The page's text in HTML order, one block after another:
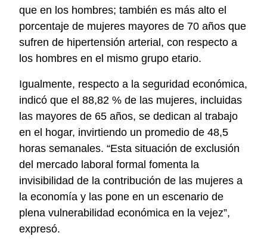
que en los hombres; también es más alto el
porcentaje de mujeres mayores de 70 años que
sufren de hipertensión arterial, con respecto a
los hombres en el mismo grupo etario.
Igualmente, respecto a la seguridad económica,
indicó que el 88,82 % de las mujeres, incluidas
las mayores de 65 años, se dedican al trabajo
en el hogar, invirtiendo un promedio de 48,5
horas semanales. “Esta situación de exclusión
del mercado laboral formal fomenta la
invisibilidad de la contribución de las mujeres a
la economía y las pone en un escenario de
plena vulnerabilidad económica en la vejez”,
expresó.